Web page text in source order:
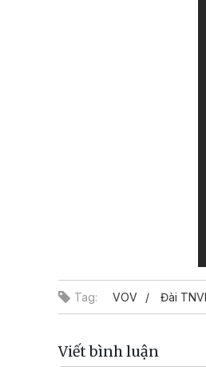
Tag: VOV Đài
Viết bình luận